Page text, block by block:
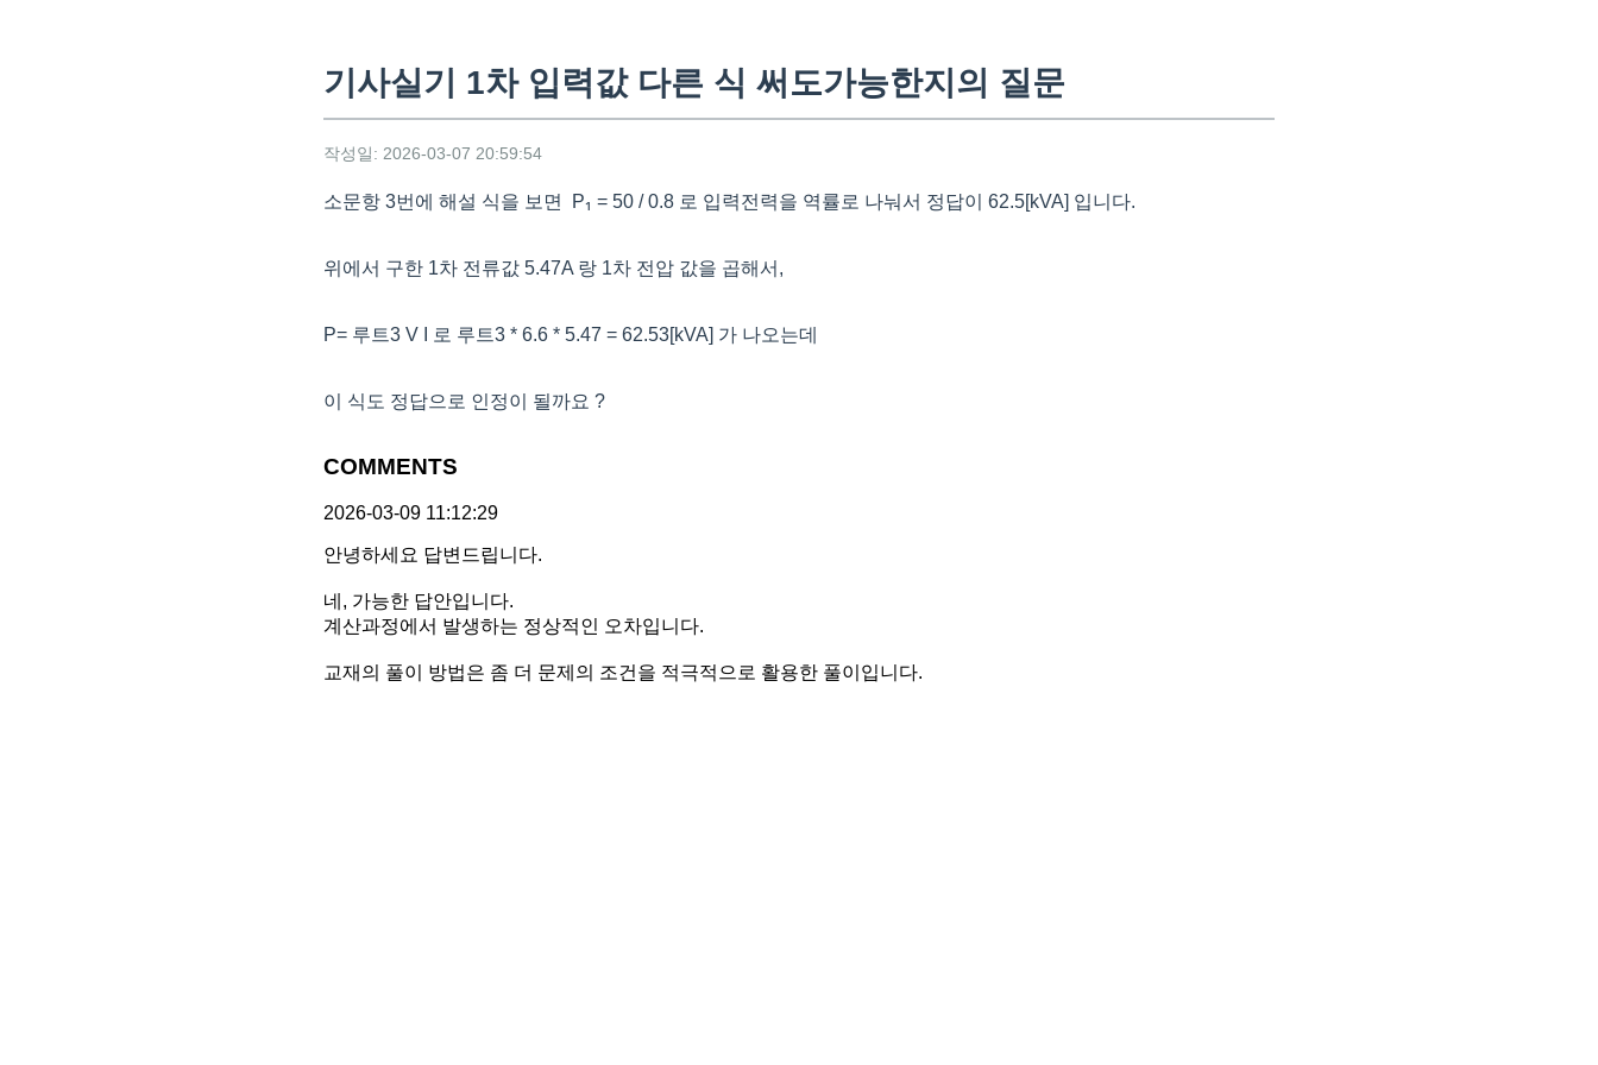
기사실기 1차 입력값 다른 식 써도가능한지의 질문
작성일: 2026-03-07 20:59:54
소문항 3번에 해설 식을 보면 P₁ = 50 / 0.8 로 입력전력을 역률로 나눠서 정답이 62.5[kVA] 입니다.
위에서 구한 1차 전류값 5.47A 랑 1차 전압 값을 곱해서,
P= 루트3 V I 로 루트3 * 6.6 * 5.47 = 62.53[kVA] 가 나오는데
이 식도 정답으로 인정이 될까요 ?
COMMENTS
2026-03-09 11:12:29
안녕하세요 답변드립니다.
네, 가능한 답안입니다.
계산과정에서 발생하는 정상적인 오차입니다.
교재의 풀이 방법은 좀 더 문제의 조건을 적극적으로 활용한 풀이입니다.